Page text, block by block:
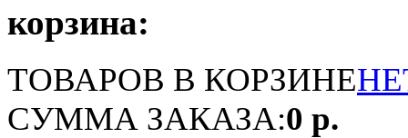
корзина:
ТОВАРОВ В КОРЗИНЕ
СУММА ЗАКАЗА:0 р.